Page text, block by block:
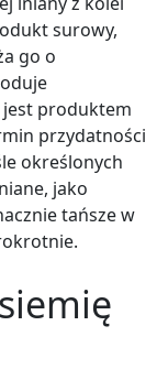
surowy,
go o
produktem
przydatności
określonych
jako
tańsze w